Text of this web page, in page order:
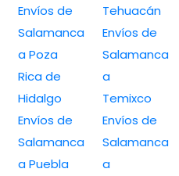
Envíos de
Salamanca
a Poza
Rica de
Hidalgo
Envíos de
Salamanca
a Puebla
Tehuacán
Envíos de
Salamanca
a
Temixco
Envíos de
Salamanca
a